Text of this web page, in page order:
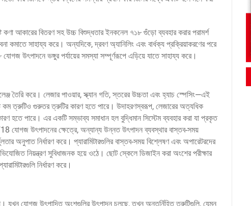
কণা আকারের বিতরণ সহ উচ্চ বিশুদ্ধতার ইনকনেল ৭১৮ গুঁড়ো ব্যবহার করার পরামর্শ
কমাতে সাহায্য করে। অন্যদিকে, দ্রবণ অ্যানিলিং এবং বার্ধক্য প্রক্রিয়াকরণের পরে
উৎপাদনে ভঙ্গুর পর্যায়ের সমস্যা সম্পূর্ণরূপে এড়িয়ে যাতে সাহায্য করে।
তৈরি করে। লেজার পাওয়ার, স্ক্যান গতি, স্তরের উচ্চতা এবং হ্যাচ স্পেসিং—এই
কম ত্রুটিও গুরুতর ত্রুটির কারণ হতে পারে। উদাহরণস্বরূপ, লেজারের অত্যধিক
হতে পারে। এর একটি সম্ভাব্য সমাধান হল বুদ্ধিমান সিস্টেম ব্যবহার করা যা প্রকৃত
যোগজ উৎপাদনের ক্ষেত্রে, অন্যান্য উন্নত উৎপাদন ব্যবস্থার বাস্তব-সময়
অনুপাত নির্ধারণ করে। প্যারামিটারগুলির বাস্তব-সময় বিশ্লেষণ এবং অপারেটরদের
নিয়ন্ত্রণ সুবিধাজনক হয়ে ওঠে। ছোট স্কেলে ডিজাইন করা অংশের পরীক্ষার
নির্ধারণ করে।
যখন যোগজ উৎপাদিত অংশগুলির উৎপাদন চলছে, তখন অন্তর্নিহিত ত্রুটিগুলি, যেমন